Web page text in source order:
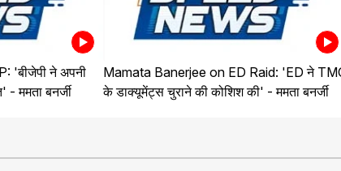
'बीजेपी ने अपनी
- ममता बनर्जी
Mamata Banerjee on ED Raid: 'ED ने
के डाक्यूमेंट्स चुराने की कोशिश की' - ममता बनर्जी